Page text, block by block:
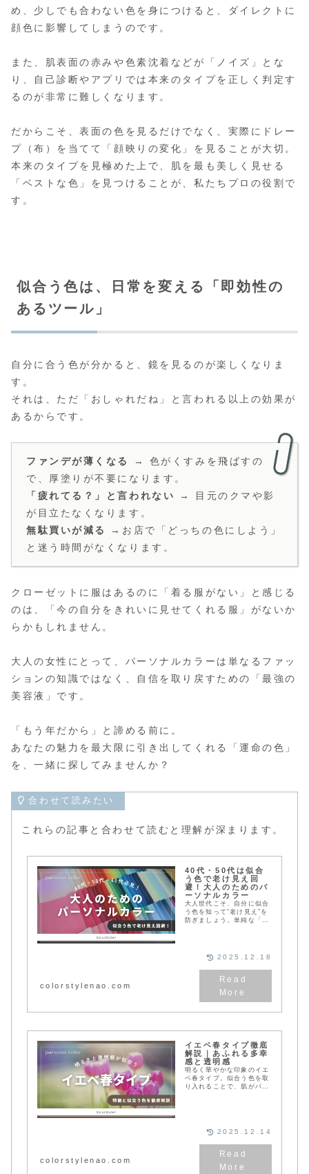
め、少しでも合わない色を身につけると、ダイレクトに
顔色に影響してしまうのです。
また、肌表面の赤みや色素沈着などが「ノイズ」とな
り、自己診断やアプリでは本来のタイプを正しく判定す
るのが非常に難しくなります。
だからこそ、表面の色を見るだけでなく、実際にドレー
プ（布）を当てて「顔映りの変化」を見ることが大切。
本来のタイプを見極めた上で、肌を最も美しく見せる
「ベストな色」を見つけることが、私たちプロの役割で
す。
似合う色は、日常を変える「即効性の
あるツール」
自分に合う色が分かると、鏡を見るのが楽しくなりま
す。
それは、ただ「おしゃれだね」と言われる以上の効果が
あるからです。
ファンデが薄くなる
→ 色がくすみを飛ばすの
で、厚塗りが不要になります。
「疲れてる？」と言われない
→ 目元のクマや影
が目立たなくなります。
無駄買いが減る
→お店で「どっちの色にしよう」
と迷う時間がなくなります。
クローゼットに服はあるのに「着る服がない」と感じる
のは、「今の自分をきれいに見せてくれる服」がないか
らかもしれません。
大人の女性にとって、パーソナルカラーは単なるファッ
ションの知識ではなく、自信を取り戻すための「最強の
美容液」です。
「もう年だから」と諦める前に。
あなたの魅力を最大限に引き出してくれる「運命の色」
を、一緒に探してみませんか？
合わせて読みたい
これらの記事と合わせて読むと理解が深まります。
40代・50代は似合
う色で老け見え回
避！大人のためのパ
ーソナルカラー
大人世代こそ、自分に似合
う色を知って“老け見え”を
防ぎましょう。単純な「似
説しています。
colorstylenao.com
2025.12.18
イエベ春タイプ徹底
解説｜あふれる多幸
感と透明感
明るく華やかな印象のイエ
ベ春タイプ。似合う色を取
り入れることで、肌がパッ
colorstylenao.com
2025.12.14